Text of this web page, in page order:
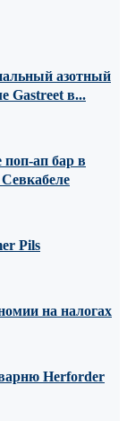
азотный
Gastreet в...
поп-ап бар в
Pils
на налогах
Herforder